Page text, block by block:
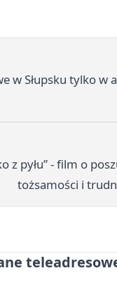
w Słupsku tylko w
z pyłu” - film o
tożsamości i